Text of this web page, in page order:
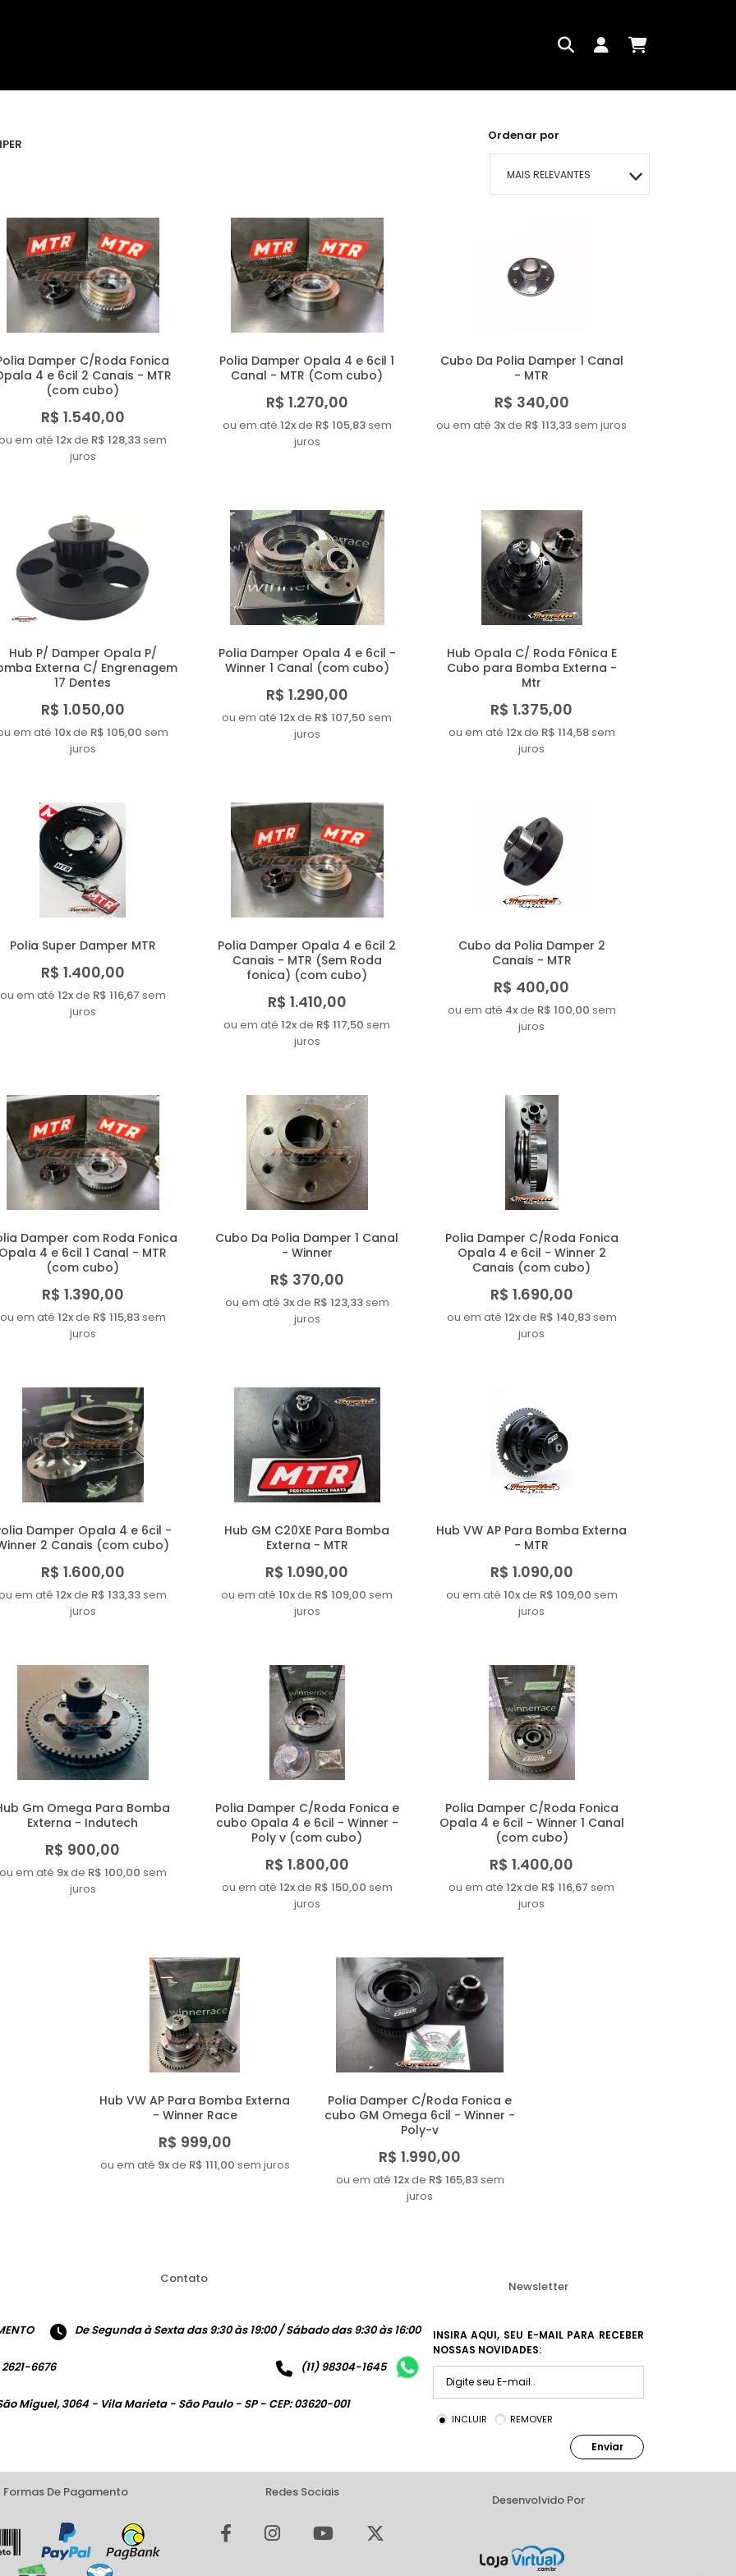
Ordenar por
MAIS RELEVANTES
MENOR PREÇO
MAIOR PREÇO
Damper C/Roda Fonica
4 e 6cil 2 Canais - MTR
(com cubo)
R$ 1.540,00
em até12xde R$ 128,33sem
juros
Polia Damper Opala 4 e 6cil 1
Canal - MTR (Com cubo)
R$ 1.270,00
ou em até 12xde R$ 105,83sem
juros
Cubo Da Polia Damper 1 Canal
- MTR
R$ 340,00
ou em até 3xde R$ 113,33sem juros
Hub P/ Damper Opala P/
Externa C/ Engrenagem
17 Dentes
R$ 1.050,00
em até10xde R$ 105,00 sem
juros
Polia Damper Opala 4 e 6cil -
Winner 1 Canal (com cubo)
R$ 1.290,00
ou em até12xde R$ 107,50 sem
juros
Hub Opala C/ Roda Fônica E
Cubo para Bomba Externa -
Mtr
R$ 1.375,00
ou em até 12xde R$ 114,58sem
juros
Polia Super Damper MTR
R$ 1.400,00
ou em até 12xde R$ 116,67 sem
juros
Polia Damper Opala 4 e 6cil 2
Canais - MTR (Sem Roda
fonica) (com cubo)
R$ 1.410,00
ou em até12xde R$ 117,50 sem
juros
Cubo da Polia Damper 2
Canais - MTR
R$ 400,00
ou em até 4xde R$ 100,00 sem
juros
Damper com Roda Fonica
4 e 6cil 1 Canal - MTR
(com cubo)
R$ 1.390,00
ou em até 12xde R$ 115,83sem
juros
Cubo Da Polia Damper 1 Canal
- Winner
R$ 370,00
ou em até 3xde R$ 123,33sem
juros
Polia Damper C/Roda Fonica
Opala 4 e 6cil - Winner 2
Canais (com cubo)
R$ 1.690,00
ou em até 12xde R$ 140,83sem
juros
Damper Opala 4 e 6cil -
2 Canais (com cubo)
R$ 1.600,00
em até12xde R$ 133,33sem
juros
Hub GM C20XE Para Bomba
Externa - MTR
R$ 1.090,00
ou em até10xde R$ 109,00 sem
juros
Hub VW AP Para Bomba Externa
- MTR
R$ 1.090,00
ou em até 10xde R$ 109,00 sem
juros
Gm Omega Para Bomba
Externa - Indutech
R$ 900,00
em até 9xde R$ 100,00 sem
juros
Polia Damper C/Roda Fonica e
cubo Opala 4 e 6cil - Winner -
Poly v (com cubo)
R$ 1.800,00
ou em até 12xde R$ 150,00 sem
juros
Polia Damper C/Roda Fonica
Opala 4 e 6cil - Winner 1 Canal
(com cubo)
R$ 1.400,00
ou em até12xde R$ 116,67 sem
juros
Hub VW AP Para Bomba Externa
- Winner Race
R$ 999,00
ou em até 9xde R$ 111,00 sem juros
Polia Damper C/Roda Fonica e
cubo GM Omega 6cil - Winner -
Poly-v
R$ 1.990,00
ou em até 12xde R$ 165,83sem
juros
Contato
De Segunda à Sexta das 9:30 às 19:00 / Sábado das 9:30 às 16:00
2621-6676 (11) 98304-1645
Miguel, 3064 - Vila Marieta - São Paulo - SP - CEP: 03620-001
Newsletter
INSIRA AQUI, SEU E-MAIL PARA RECEBER
NOSSAS NOVIDADES:
INCLUIR REMOVER
Enviar
Formas De Pagamento Redes Sociais
Desenvolvido Por